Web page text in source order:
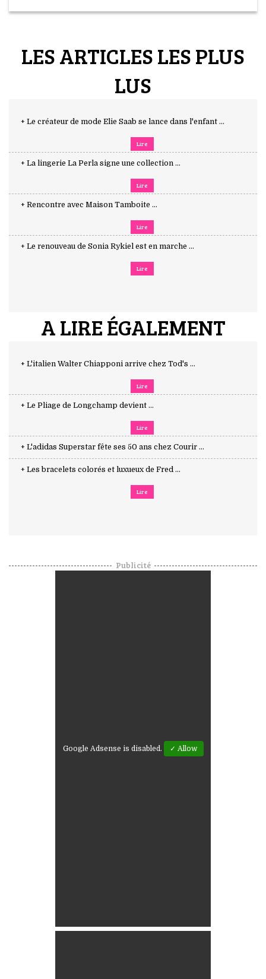
LES ARTICLES LES PLUS
LUS
+ Le créateur de mode Elie Saab se lance dans l'enfant ...
Lire
+ La lingerie La Perla signe une collection ...
Lire
+ Rencontre avec Maison Tamboite ...
Lire
+ Le renouveau de Sonia Rykiel est en marche ...
Lire
A LIRE ÉGALEMENT
+ L'italien Walter Chiapponi arrive chez Tod's ...
Lire
+ Le Pliage de Longchamp devient ...
Lire
+ L'adidas Superstar fête ses 50 ans chez Courir ...
+ Les bracelets colorés et luxueux de Fred ...
Lire
Publicité
Google Adsense is disabled. ✓ Allow